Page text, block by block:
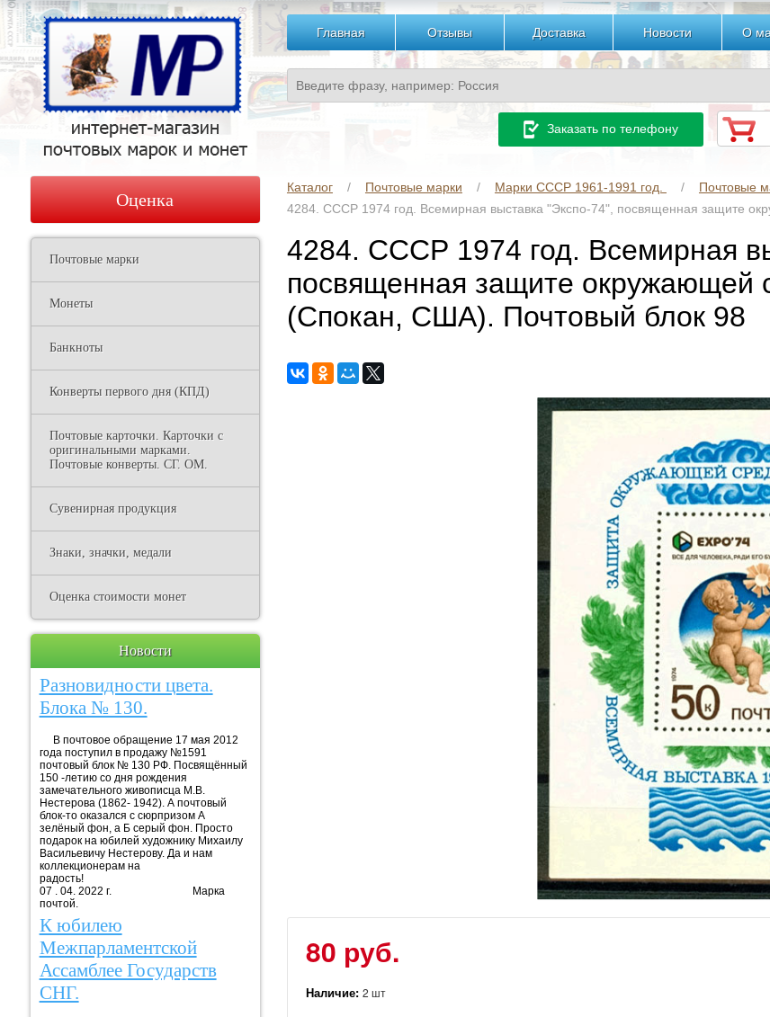
Главная Отзывы Доставка Новости О
Заказать по телефону
Каталог Почтовые марки Марки СССР 1961-1991 год.
Почтовые
4284. СССР 1974 год. Всемирная выставка "Экспо-74", посвященная защите
4284. СССР 1974 год. Всемирная
посвященная защите окружающей
(Спокан, США). Почтовый блок 98
80 руб.
Наличие: 2 шт
Оценка
Почтовые марки
Монеты
Банкноты
Конверты первого дня (КПД)
Почтовые карточки. Карточки с
оригинальными марками.
Почтовые конверты. СГ. ОМ.
Сувенирная продукция
Знаки, значки, медали
Оценка стоимости монет
Новости
Разновидности цвета.
Блока № 130.
В почтовое обращение 17 мая 2012
года поступил в продажу №1591
почтовый блок № 130 РФ. Посвящённый
150 -летию со дня рождения
замечательного живописца М.В.
Нестерова (1862- 1942). А почтовый
блок-то оказался с сюрпризом А
зелёный фон, а Б серый фон. Просто
подарок на юбилей художнику Михаилу
Васильевичу Нестерову. Да и нам
коллекционерам на
радость!
07 . 04. 2022 г. Марка
почтой.
К юбилею
Межпарламентской
Ассамблее Государств
СНГ.